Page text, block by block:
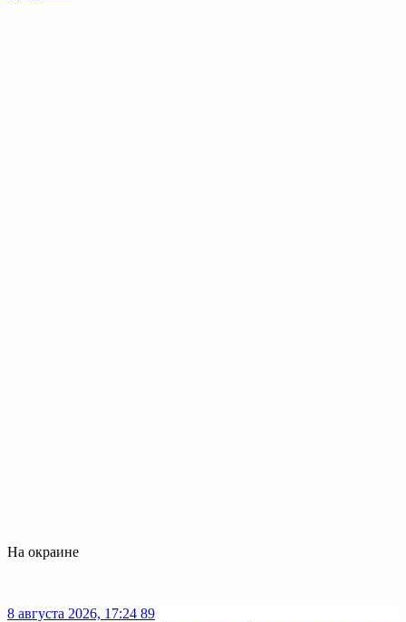
На окраине
8 августа 2026, 17:24 89